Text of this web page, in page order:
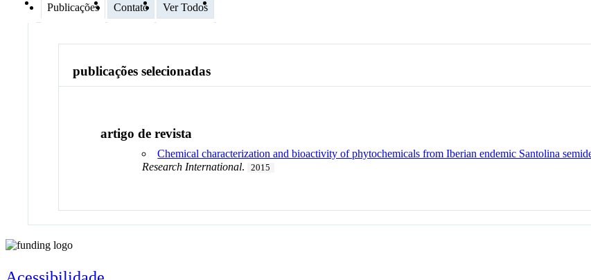
Publicações Contato Ver Todos
publicações selecionadas
artigo de revista
Chemical characterization and bioactivity of phytochemicals from Iberian endemic Santolina
Research International. 2015